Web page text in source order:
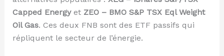
Capped Energyet ZEO – BMO S&P TSX Eql Weight
Oil Gas. Ces deux FNB sont des ETF passifs qui
répliquent le secteur de l’énergie.